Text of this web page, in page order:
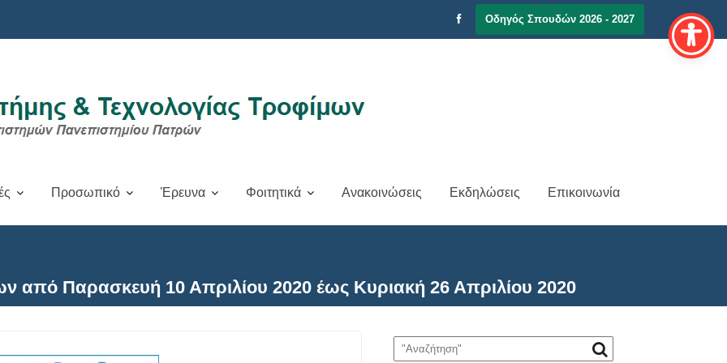
Οδηγός Σπουδών 2026 - 2027
Προσωπικό Έρευνα Φοιτητικά Ανακοινώσεις Εκδηλώσεις Επικοινωνία
Παρασκευή 10 Απριλίου 2020 έως Κυριακή 26 Απριλίου 2020